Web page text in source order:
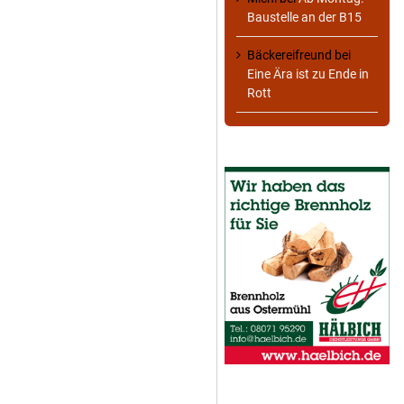
Baustelle an der B15
Bäckereifreund bei
Eine Ära ist zu Ende in
Rott